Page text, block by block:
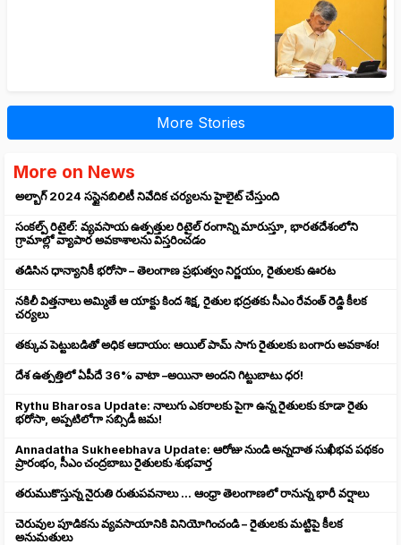
More Stories
More on News
అల్బాగ్ 2024 సస్టైనబిలిటీ నివేదిక చర్యలను హైలైట్ చేస్తుంది
సంకల్ప్ రిటైల్: వ్యవసాయ ఉత్పత్తుల రిటైల్ రంగాన్ని మారుస్తూ, భారతదేశంలోని
గ్రామాల్లో వ్యాపార అవకాశాలను విస్తరించడం
తడిసిన ధాన్యానికీ భరోసా – తెలంగాణ ప్రభుత్వం నిర్ణయం, రైతులకు ఊరట
నకిలీ విత్తనాలు అమ్మితే ఆ యాక్టు కింద శిక్ష, రైతుల భద్రతకు సీఎం రేవంత్ రెడ్డి కీలక
చర్యలు
తక్కువ పెట్టుబడితో అధిక ఆదాయం: ఆయిల్ పామ్ సాగు రైతులకు బంగారు అవకాశం!
దేశ ఉత్పత్తిలో ఏపీదే 36% వాటా –అయినా అందని గిట్టుబాటు ధర!
Rythu Bharosa Update: నాలుగు ఎకరాలకు పైగా ఉన్న రైతులకు కూడా రైతు
భరోసా, అప్పటిలోగా సబ్సిడీ జమ!
Annadatha Sukheebhava Update: ఆరోజు నుండి అన్నదాత సుఖీభవ పథకం
ప్రారంభం, సీఎం చంద్రబాబు రైతులకు శుభవార్త
తరుముకొస్తున్న నైరుతి రుతుపవనాలు ... ఆంధ్రా తెలంగాణలో రానున్న భారీ వర్షాలు
చెరువుల పూడికను వ్యవసాయానికి వినియోగించండి – రైతులకు మట్టిపై కీలక
అనుమతులు